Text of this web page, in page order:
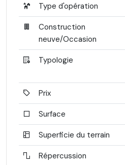
Type d'opération
Construction
neuve/Occasion
Typologie
Prix
Surface
Superficie du terrain
Répercussion